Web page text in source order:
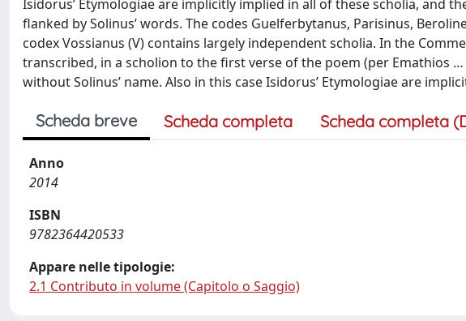
Isidorus’ Etymologiae are implicitly implied in all of these scholia, and
flanked by Solinus’ words. The codes Guelferbytanus, Parisinus,
codex Vossianus (V) contains largely independent scholia. In the
transcribed, in a scholion to the first verse of the poem (per Emathios
without Solinus’ name. Also in this case Isidorus’ Etymologiae are
Scheda breve Scheda completa Scheda completa
Anno
2014
ISBN
9782364420533
Appare nelle tipologie:
2.1 Contributo in volume (Capitolo o Saggio)